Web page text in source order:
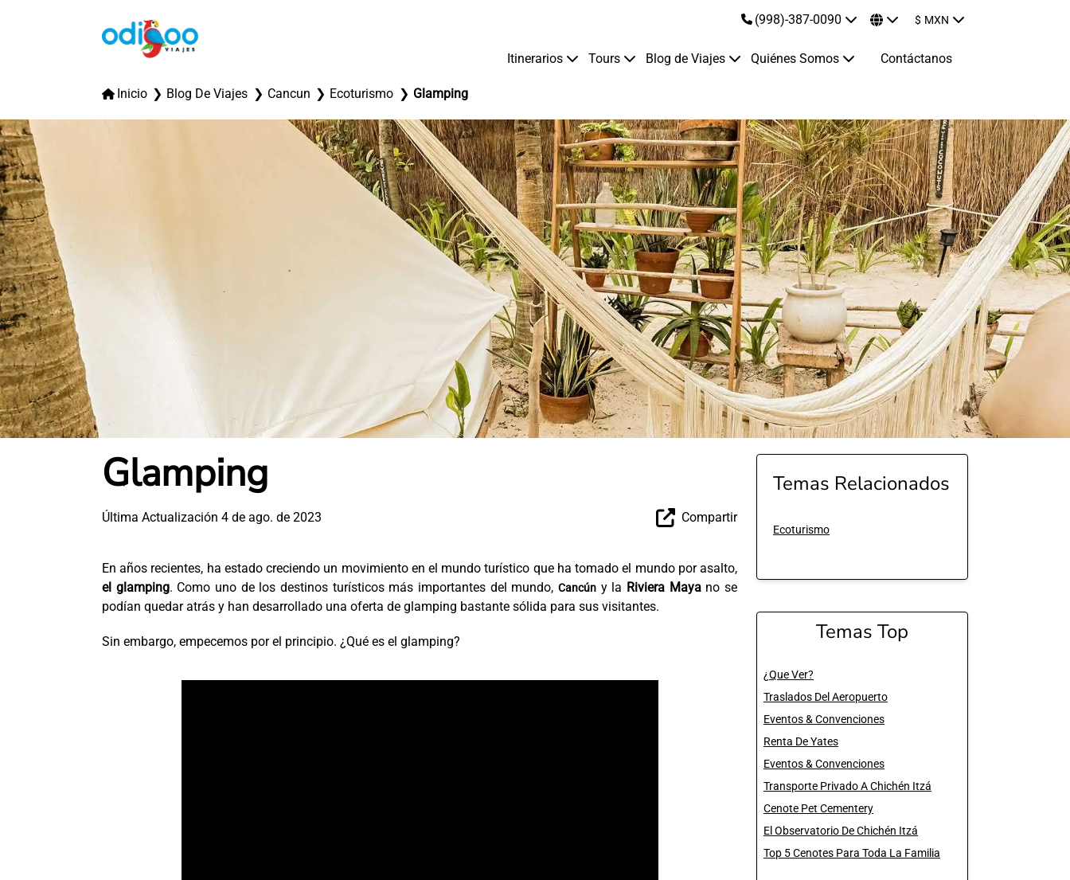
(998)-387-0090 $ MXN
Itinerarios Tours Blog de Viajes Quiénes Somos Contáctanos
Inicio Blog De Viajes Cancun Ecoturismo Glamping
Glamping
Última Actualización 4 de ago. de 2023 Compartir
En años recientes, ha estado creciendo un movimiento en el mundo turístico que ha tomado el mundo por asalto,
el glamping. Como uno de los destinos turísticos más importantes del mundo,Cancún y la Riviera Mayano se
podían quedar atrás y han desarrollado una oferta de glamping bastante sólida para sus visitantes.
Sin embargo, empecemos por el principio. ¿Qué es el glamping?
Temas Relacionados
Ecoturismo
Temas Top
¿Que Ver?
Traslados Del Aeropuerto
Eventos & Convenciones
Renta De Yates
Eventos & Convenciones
Transporte Privado A Chichén Itzá
Cenote Pet Cementery
El Observatorio De Chichén Itzá
Top 5 Cenotes Para Toda La Familia